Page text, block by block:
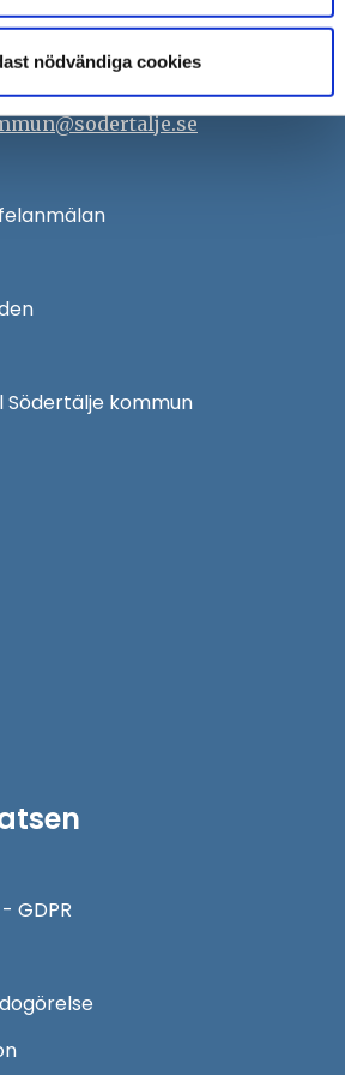
nödvändiga cookies
meddelande/info till Södertälje
Södertälje kommun
GDPR